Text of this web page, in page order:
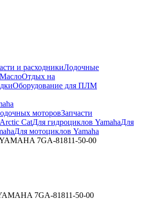
и расходникиЛодочные
МаслоОтдых на
Оборудование для ПЛМ
моторовЗапчасти
CatДля гидроциклов YamahaДля
Для мотоциклов Yamaha
7GA-81811-50-00
7GA-81811-50-00